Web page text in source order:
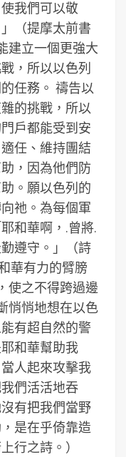
我們可以敬
（提摩太前書
建立一個更強大
，所以以色列
任務。 禱告以
的挑戰，所以
戶都能受到安
任、維持團結
，因為他們防
。願以色列的
祂。為每個軍
和華啊，.曾將.
遵守。」（詩
華有力的臂膀
使之不得跨過邊
悄悄地想在以色
有超自然的警
和華幫助我
人起來攻擊我
們活活地吞
有把我們當野
是在乎倚靠造
行之詩。）